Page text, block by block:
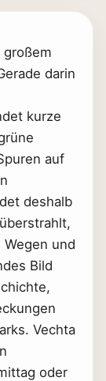
darin
kurze
auf
deshalb
und
Bild
Vechta
oder